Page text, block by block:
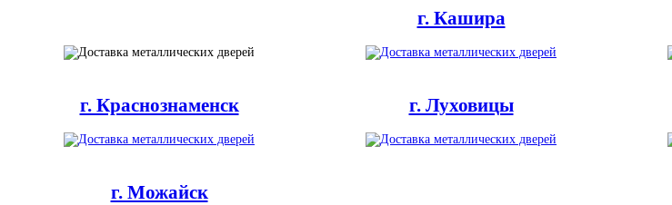
г. Кашира
г. Краснознаменск г. Луховицы
г. Можайск